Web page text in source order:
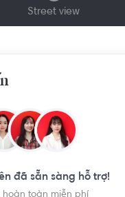
Street view
đã sẵn sàng hỗ trợ!
hoàn toàn miễn phí